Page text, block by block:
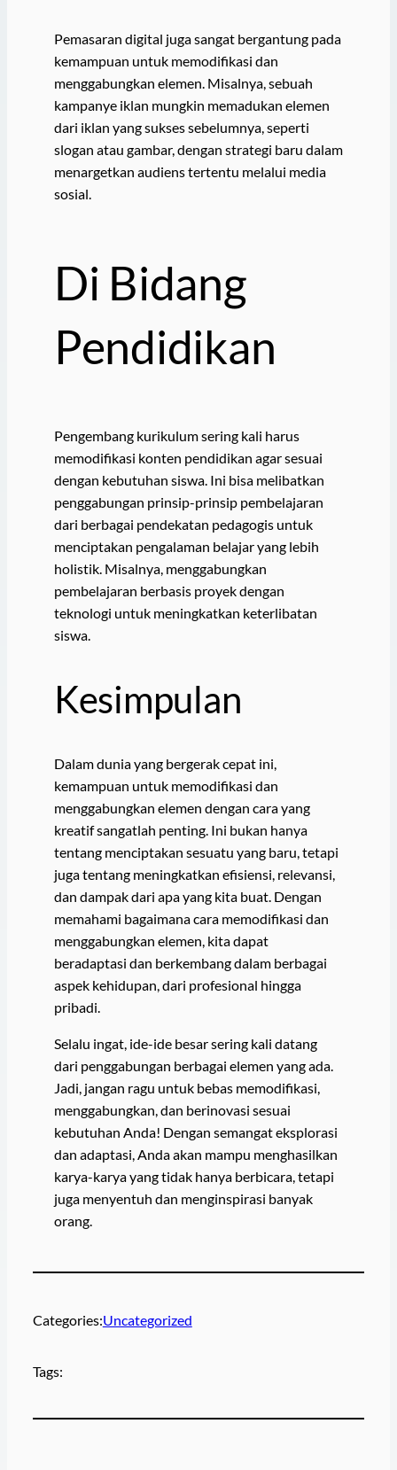
Pemasaran digital juga sangat bergantung pada
kemampuan untuk memodifikasi dan
menggabungkan elemen. Misalnya, sebuah
kampanye iklan mungkin memadukan elemen
dari iklan yang sukses sebelumnya, seperti
slogan atau gambar, dengan strategi baru dalam
menargetkan audiens tertentu melalui media
sosial.
Di Bidang
Pendidikan
Pengembang kurikulum sering kali harus
memodifikasi konten pendidikan agar sesuai
dengan kebutuhan siswa. Ini bisa melibatkan
penggabungan prinsip-prinsip pembelajaran
dari berbagai pendekatan pedagogis untuk
menciptakan pengalaman belajar yang lebih
holistik. Misalnya, menggabungkan
pembelajaran berbasis proyek dengan
teknologi untuk meningkatkan keterlibatan
siswa.
Kesimpulan
Dalam dunia yang bergerak cepat ini,
kemampuan untuk memodifikasi dan
menggabungkan elemen dengan cara yang
kreatif sangatlah penting. Ini bukan hanya
tentang menciptakan sesuatu yang baru, tetapi
juga tentang meningkatkan efisiensi, relevansi,
dan dampak dari apa yang kita buat. Dengan
memahami bagaimana cara memodifikasi dan
menggabungkan elemen, kita dapat
beradaptasi dan berkembang dalam berbagai
aspek kehidupan, dari profesional hingga
pribadi.
Selalu ingat, ide-ide besar sering kali datang
dari penggabungan berbagai elemen yang ada.
Jadi, jangan ragu untuk bebas memodifikasi,
menggabungkan, dan berinovasi sesuai
kebutuhan Anda! Dengan semangat eksplorasi
dan adaptasi, Anda akan mampu menghasilkan
karya-karya yang tidak hanya berbicara, tetapi
juga menyentuh dan menginspirasi banyak
orang.
Categories:Uncategorized
Tags: